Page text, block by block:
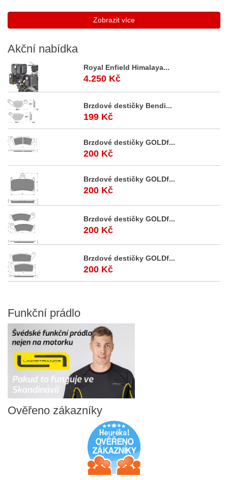
Zobrazit více
Akční nabídka
Royal Enfield Himalaya...
4.250 Kč
Brzdové destičky Bendi...
199 Kč
Brzdové destičky GOLDf...
200 Kč
Brzdové destičky GOLDf...
200 Kč
Brzdové destičky GOLDf...
200 Kč
Brzdové destičky GOLDf...
200 Kč
Funkční prádlo
Ověřeno zákazníky